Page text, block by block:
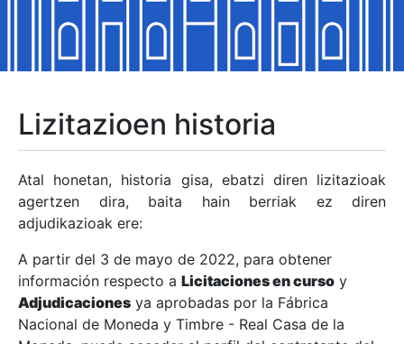
Erakutsi/Ezkutatu
Erakutsi/Ezkutatu
Erakutsi/Ezkutatu
Erakutsi/Ezkutatu
Erakutsi/Ezkutatu
Erakutsi/Ezkutatu
Lizitazioen historia
Atal honetan, historia gisa, ebatzi diren lizitazioak
agertzen dira, baita hain berriak ez diren
adjudikazioak ere:
A partir del 3 de mayo de 2022, para obtener
información respecto a Licitaciones en curso y
Adjudicaciones ya aprobadas por la Fábrica
Nacional de Moneda y Timbre - Real Casa de la